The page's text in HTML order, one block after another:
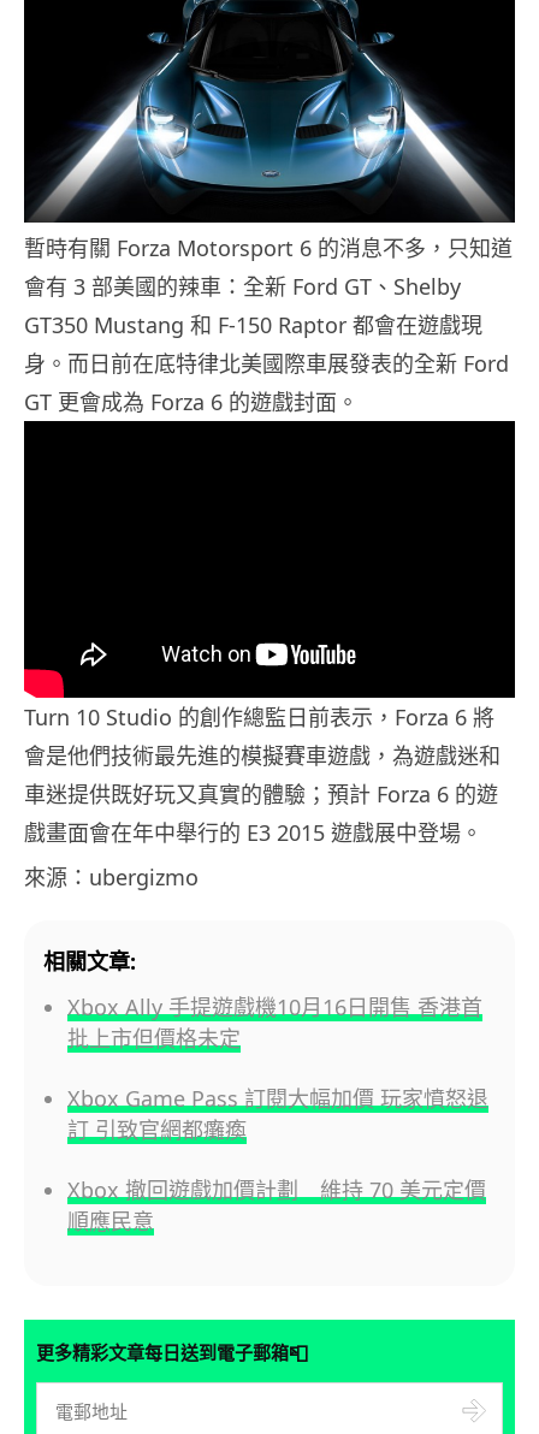
暫時有關 Forza Motorsport 6 的消息不多，只知道
會有 3 部美國的辣車：全新 Ford GT、Shelby
GT350 Mustang 和 F-150 Raptor 都會在遊戲現
身。而日前在底特律北美國際車展發表的全新 Ford
GT 更會成為 Forza 6 的遊戲封面。
Turn 10 Studio 的創作總監日前表示，Forza 6 將
會是他們技術最先進的模擬賽車遊戲，為遊戲迷和
車迷提供既好玩又真實的體驗；預計 Forza 6 的遊
戲畫面會在年中舉行的 E3 2015 遊戲展中登場。
來源：ubergizmo
相關文章:
Xbox Ally 手提遊戲機10月16日開售 香港首
批上市但價格未定
Xbox Game Pass 訂閱大幅加價 玩家憤怒退
訂 引致官網都癱瘓
Xbox 撤回遊戲加價計劃 維持 70 美元定價
順應民意
更多精彩文章每日送到電子郵箱📮